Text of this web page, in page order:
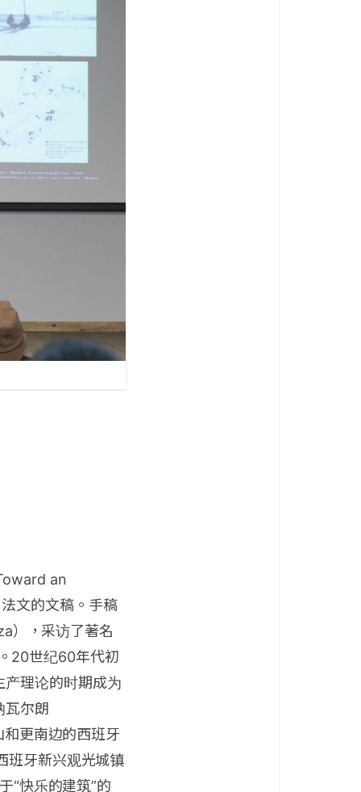
an
文的文稿。手稿
），采访了著名
20世纪60年代初
理论的时期成为
尔朗
更南边的西班牙
班牙新兴观光城镇
“快乐的建筑”的